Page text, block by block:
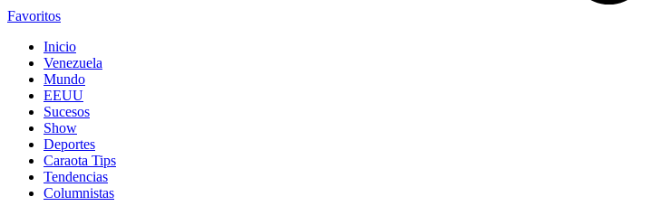
Favoritos
Inicio
Venezuela
Mundo
EEUU
Sucesos
Show
Deportes
Caraota Tips
Tendencias
Columnistas